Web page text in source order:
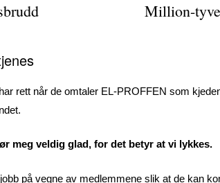
Million-
rett når de omtaler EL-PROFFEN som
meg veldig glad, for det betyr at vi lykkes.
på vegne av medlemmene slik at de kan